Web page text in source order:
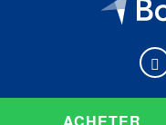
ACHETER